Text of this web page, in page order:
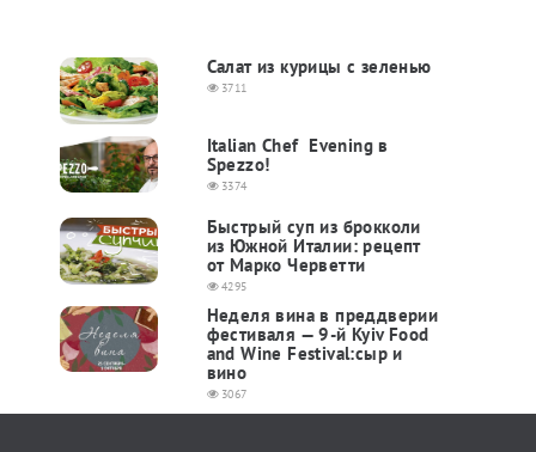
Салат из курицы с зеленью
3711
Italian Chef ​ Evening в
Spezzo!
3374
Быстрый суп из брокколи
из Южной Италии: рецепт
от Марко Черветти
4295
Неделя вина в преддверии
фестиваля — 9-й Kyiv Food
and Wine Festival:сыр и
вино
3067